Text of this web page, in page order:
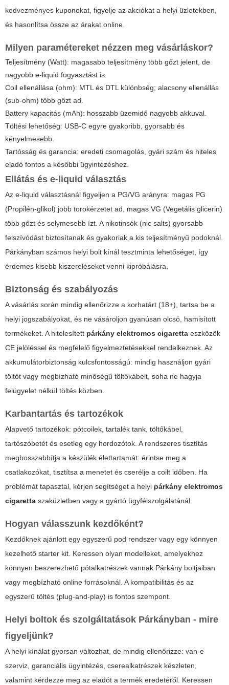
kedvezményes kuponokat, figyelje az akciókat a helyi üzletekben,
és hasonlítsa össze az árakat online.
Milyen paramétereket nézzen meg vásárláskor?
Teljesítmény (Watt): magasabb teljesítmény több gőzt jelent, de
nagyobb e-liquid fogyasztást is.
Coil ellenállása (ohm): MTL és DTL különbség; alacsony ellenállás
(sub-ohm) több gőzt ad.
Battery kapacitás (mAh): hosszabb üzemidő nagyobb akkuval.
Töltési lehetőség: USB-C egyre gyakoribb, gyorsabb és
kényelmesebb.
Tartósság és garancia: eredeti csomagolás, gyári szám és hiteles
eladó fontos a későbbi ügyintézéshez.
Ellátás és e-liquid választás
Az e-liquid választásnál figyeljen a PG/VG arányra: magas PG
(Propilén-glikol) jobb torokérzetet ad, magas VG (Vegetális glicerin)
több gőzt és selymesebb ízt. A nikotinsók (nic salts) gyorsabb
felszívódást biztosítanak és gyakoriak a kis teljesítményű podoknál.
Párkányban számos helyi bolt kínál tesztminta lehetőséget, így
érdemes kisebb kiszereléseket venni kipróbálásra.
Biztonság és szabályozás
A vásárlás során mindig ellenőrizze a korhatárt (18+), tartsa be a
helyi jogszabályokat, és ne vásároljon gyanúsan olcsó, hamisított
termékeket. A hitelesített párkány elektromos cigaretta eszközök
CE jelöléssel és megfelelő figyelmeztetésekkel rendelkeznek. Az
akkumulátorbiztonság kulcsfontosságú: mindig használjon gyári
töltőt vagy megbízható minőségű töltőkábelt, soha ne hagyja
felügyelet nélkül töltés közben.
Karbantartás és tartozékok
Alapvető tartozékok: pótcoilek, tartalék tank, töltőkábel,
tartószóbetét és esetleg egy hordozótok. A rendszeres tisztítás
meghosszabbítja a készülék élettartamát: érintse meg a
csatlakozókat, tisztítsa a menetet és cserélje a coilt időben. Ha
problémát tapasztal, kérjen segítséget a helyi párkány elektromos
cigaretta szaküzletben vagy a gyártó ügyfélszolgálatánál.
Hogyan válasszunk kezdőként?
Kezdőknek ajánlott egy egyszerű pod rendszer vagy egy könnyen
kezelhető starter kit. Keressen olyan modelleket, amelyekhez
könnyen beszerezhető pótalkatrészek vannak Párkány boltjaiban
vagy megbízható online forrásoknál. A kompatibilitás és az
egyszerű töltés (plug-and-play) is fontos szempont.
Helyi boltok és szolgáltatások Párkányban - mire
figyeljünk?
A helyi kínálat gyorsan változhat, de mindig ellenőrizze: van-e
szerviz, garanciális ügyintézés, cserealkatrészek készleten,
valamint kérdezze meg az eladót a termék eredetéről. Keressen